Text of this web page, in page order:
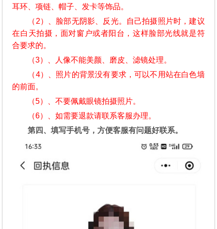
耳环、项链、帽子、发卡等饰品。
（2）、脸部无阴影、反光。自己拍摄照片时，建议
在白天拍摄，面对窗户或者阳台，这样脸部光线就是符
合要求的。
（3）、人像不能美颜、磨皮、滤镜处理。
（4）、照片的背景没有要求，可以不用站在白色墙
的前面。
（5）、不要佩戴眼镜拍摄照片。
（6）、如需要退款请联系客服办理。
第四、填写手机号，方便客服有问题好联系。